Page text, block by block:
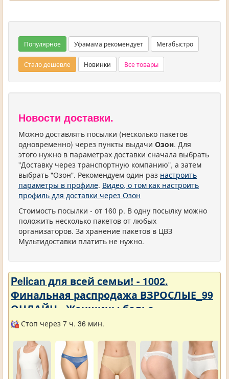
Популярное Уфамама рекомендует Мегабыстро
Стало дешевле Новинки Все товары
Новости доставки.
Можно доставлять посылки (несколько пакетов
одновременно) через пункты выдачи Озон. Для
этого нужно в параметрах доставки сначала выбрать
"Доставку через транспортную компанию", а затем
выбрать "Озон". Рекомендуем один раз настроить
параметры в профиле. Видео, о том как настроить
профиль для доставки через Озон
Стоимость посылки - от 160 р. В одну посылку можно
положить несколько пакетов от любых
организаторов. За хранение пакетов в ЦВЗ
Мультидоставки платить не нужно.
Pelican для всей семьи! - 1002.
Финальная распродажа ВЗРОСЛЫЕ_99
ОНЛАЙН - Женщины белье
Стоп через 7 ч. 36 мин.